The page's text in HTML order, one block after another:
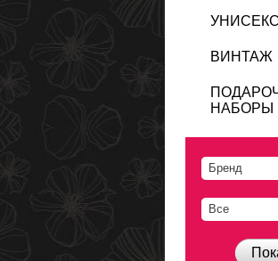
УНИСЕКС
ВИНТАЖ
НАБОРЫ
Бренд
Все